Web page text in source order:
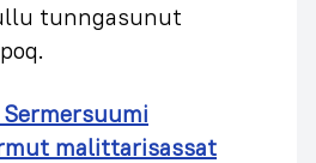
tunngasunut
malittarisassat